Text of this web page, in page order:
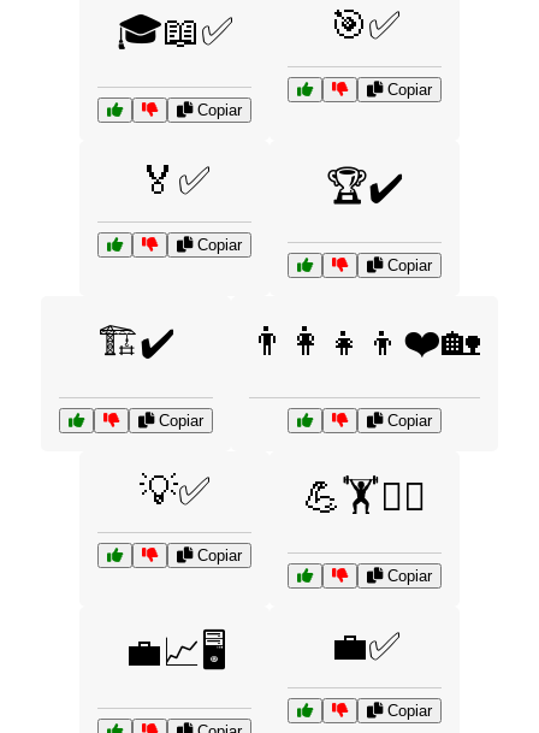
🎓📖✅
Copiar
🎯✅
Copiar
🏅✅
Copiar
🏆✔️
Copiar
🏗️✔️
Copiar
👨‍👩‍👧‍👦❤️🏡
Copiar
💡✅
Copiar
💪🏋️🏃‍♂️
Copiar
💼📈🖥️ 💼✅
Copiar